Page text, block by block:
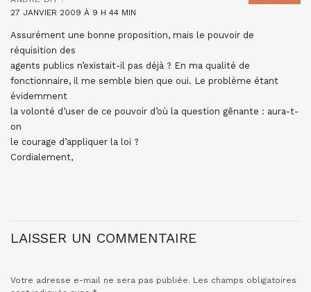
27 JANVIER 2009 À 9 H 44 MIN
Assurément une bonne proposition, mais le pouvoir de
réquisition des
agents publics n’existait-il pas déjà ? En ma qualité de
fonctionnaire, il me semble bien que oui. Le problème étant
évidemment
la volonté d’user de ce pouvoir d’où la question gênante : aura-t-
on
le courage d’appliquer la loi ?
Cordialement,
LAISSER UN COMMENTAIRE
Votre adresse e-mail ne sera pas publiée. Les champs obligatoires